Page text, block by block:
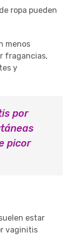
ropa pueden
menos
fragancias,
y
por
picor
estar
vaginitis